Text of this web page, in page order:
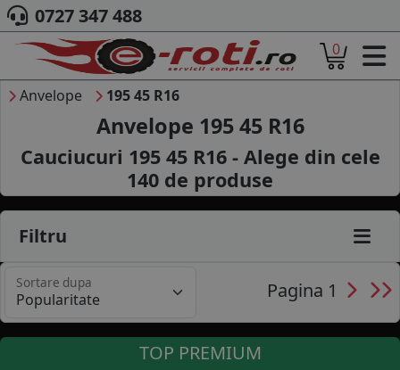
ACASA
DESPRE NOI
ANVELOPE
AUTO
CAMION
MOTO
AGROINDUSTRIALE
MARCA AUTO
B2B - COLABORARE COMPANII
0727 347 488
0
Anvelope 195 45 R16
Anvelope 195 45 R16
Cauciucuri 195 45 R16 - Alege din cele
140 de produse
Filtru
Sortare dupa Pagina 1
TOP PREMIUM